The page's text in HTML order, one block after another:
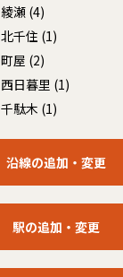
綾瀬 (4)
北千住 (1)
町屋 (2)
西日暮里 (1)
千駄木 (1)